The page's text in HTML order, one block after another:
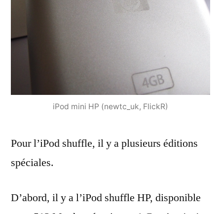
iPod mini HP (newtc_uk, FlickR)
Pour l’iPod shuffle, il y a plusieurs éditions
spéciales.
D’abord, il y a l’iPod shuffle HP, disponible